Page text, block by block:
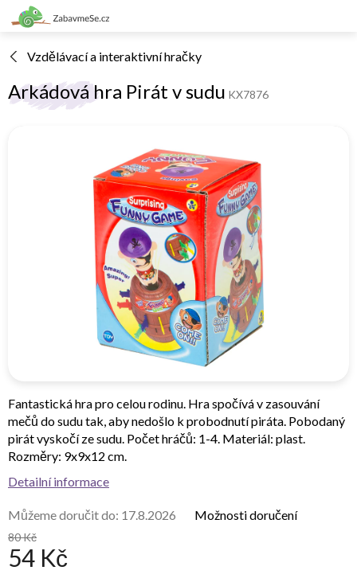
Přejít
na
Vzdělávací a interaktivní hračky
Arkádová hra Pirát v sudu KX7876
80 Kč
54 Kč
Můžeme doručit do: 17.8.2026 Možnosti doručení
Fantastická hra pro celou rodinu. Hra spočívá v zasouvání
mečů do sudu tak, aby nedošlo k probodnutí piráta. Pobodaný
pirát vyskočí ze sudu. Počet hráčů: 1-4. Materiál: plast.
Rozměry: 9x9x12 cm.
Detailní informace